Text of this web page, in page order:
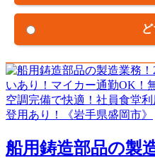
船用鋳造部品の製